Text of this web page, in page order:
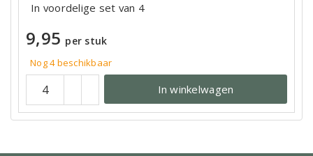
In voordelige set van 4
9,95 per stuk
Nog 4 beschikbaar
In winkelwagen